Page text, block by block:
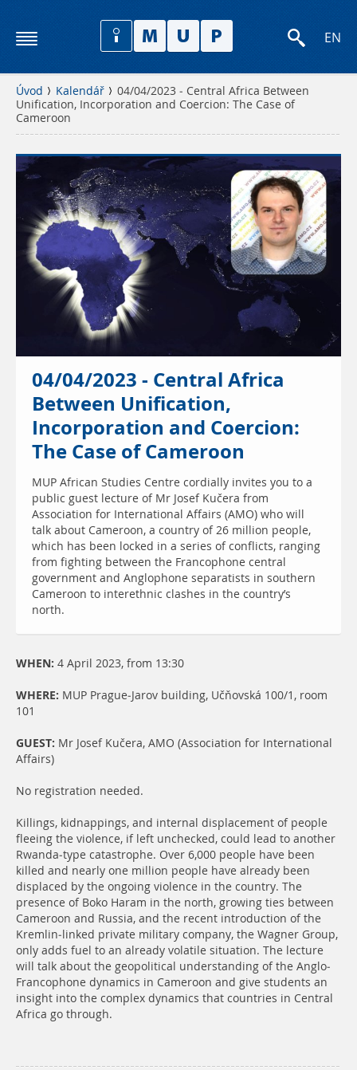
EN
Úvod Kalendář
04/04/2023 - Central Africa Between
Unification, Incorporation and Coercion: The Case of
Cameroon
04/04/2023 - Central Africa
Between Unification,
Incorporation and Coercion:
The Case of Cameroon
MUP African Studies Centre cordially invites you to a
public guest lecture of Mr Josef Kučera from
Association for International Affairs (AMO) who will
talk about Cameroon, a country of 26 million people,
which has been locked in a series of conflicts, ranging
from fighting between the Francophone central
government and Anglophone separatists in southern
Cameroon to interethnic clashes in the country’s
north.
WHEN: 4 April 2023, from 13:30
WHERE: MUP Prague-Jarov building, Učňovská 100/1, room
101
GUEST: Mr Josef Kučera, AMO (Association for International
Affairs)
No registration needed.
Killings, kidnappings, and internal displacement of people
fleeing the violence, if left unchecked, could lead to another
Rwanda-type catastrophe. Over 6,000 people have been
killed and nearly one million people have already been
displaced by the ongoing violence in the country. The
presence of Boko Haram in the north, growing ties between
Cameroon and Russia, and the recent introduction of the
Kremlin-linked private military company, the Wagner Group,
only adds fuel to an already volatile situation. The lecture
will talk about the geopolitical understanding of the Anglo-
Francophone dynamics in Cameroon and give students an
insight into the complex dynamics that countries in Central
Africa go through.